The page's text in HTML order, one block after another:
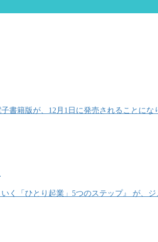
書籍版が、12月1日に発売されることに
く「ひとり起業」5つのステップ』 が、